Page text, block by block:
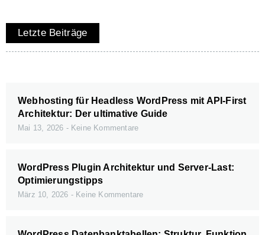
Letzte Beiträge
Webhosting für Headless WordPress mit API-First
Architektur: Der ultimative Guide
Mai 13, 2026 Keine Kommentare
WordPress Plugin Architektur und Server-Last:
Optimierungstipps
März 10, 2026 Keine Kommentare